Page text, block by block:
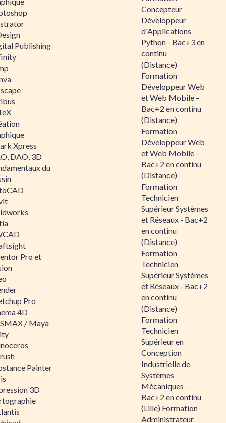
Publishing
Xpress
DAO, 3D
du
Pro et
Pro
4D
/ Maya
Painter
3D
Concepteur
Développeur
d'Applications
Python - Bac+3 en
continu
(Distance)
Formation
Développeur Web
et Web Mobile –
Bac+2 en continu
(Distance)
Formation
Développeur Web
et Web Mobile –
Bac+2 en continu
(Distance)
Formation
Technicien
Supérieur Systèmes
et Réseaux - Bac+2
en continu
(Distance)
Formation
Technicien
Supérieur Systèmes
et Réseaux - Bac+2
en continu
(Distance)
Formation
Technicien
Supérieur en
Conception
Industrielle de
Systèmes
Mécaniques -
Bac+2 en continu
(Lille) Formation
Administrateur